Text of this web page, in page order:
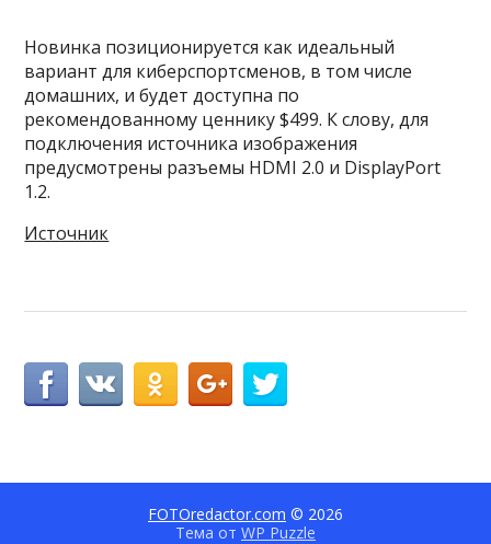
Новинка позиционируется как идеальный
вариант для киберспортсменов, в том числе
домашних, и будет доступна по
рекомендованному ценнику $499. К слову, для
подключения источника изображения
предусмотрены разъемы HDMI 2.0 и DisplayPort
1.2.
Источник
FOTOredactor.com © 2026
Тема от WP Puzzle